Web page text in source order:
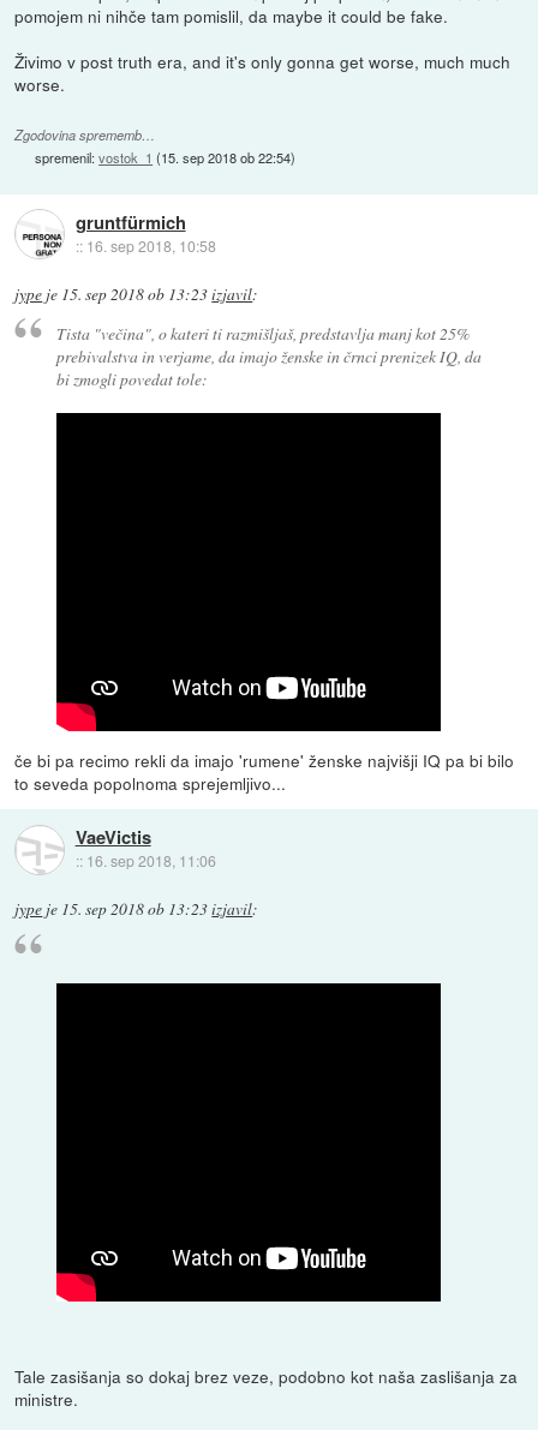
pomojem ni nihče tam pomislil, da maybe it could be fake.
Živimo v post truth era, and it's only gonna get worse, much much
worse.
Zgodovina sprememb…
spremenil:vostok_1 (15. sep 2018 ob 22:54)
gruntfürmich
:: 16. sep 2018, 10:58
jype je 15. sep 2018 ob 13:23izjavil:
Tista "večina", o kateri ti razmišljaš, predstavlja manj kot 25%
prebivalstva in verjame, da imajo ženske in črnci prenizek IQ, da
bi zmogli povedat tole:
če bi pa recimo rekli da imajo 'rumene' ženske najvišji IQ pa bi bilo
to seveda popolnoma sprejemljivo...
VaeVictis
:: 16. sep 2018, 11:06
jype je 15. sep 2018 ob 13:23izjavil:
Tale zasišanja so dokaj brez veze, podobno kot naša zaslišanja za
ministre.